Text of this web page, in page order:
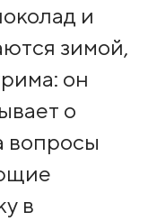
и
зимой,
он
о
вопросы
в